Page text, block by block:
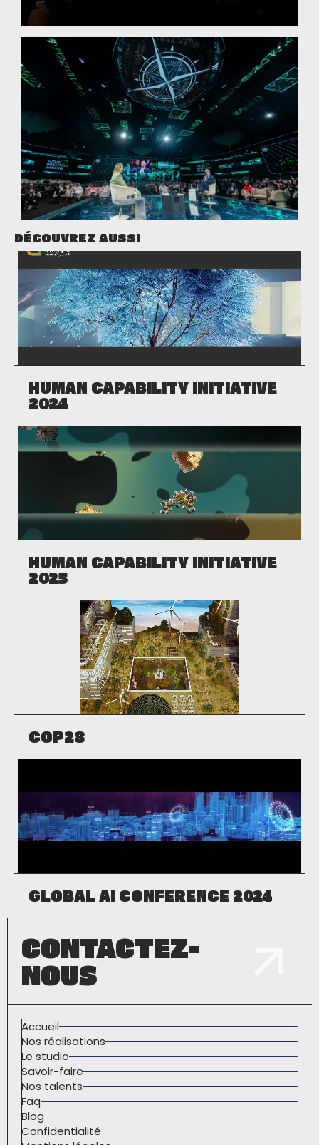
DÉCOUVREZ AUSSI
HUMAN CAPABILITY INITIATIVE
2024
HUMAN CAPABILITY INITIATIVE
2025
COP28
GLOBAL AI CONFERENCE 2024
CONTACTEZ-
NOUS
Accueil
Nos réalisations
Le studio
Savoir-faire
Nos talents
Faq
Blog
Confidentialité